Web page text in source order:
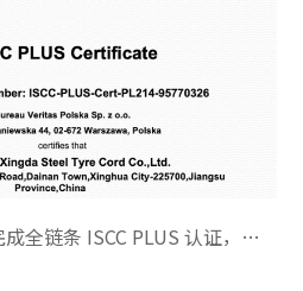
兴达联合倍耐力和南钢完成全链条 ISCC PLUS 认证，构建再生钢循环供应链新范本